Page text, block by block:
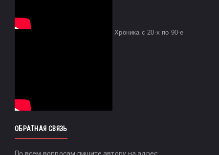
Хроника с 20-х по 90-е
ОБРАТНАЯ СВЯЗЬ